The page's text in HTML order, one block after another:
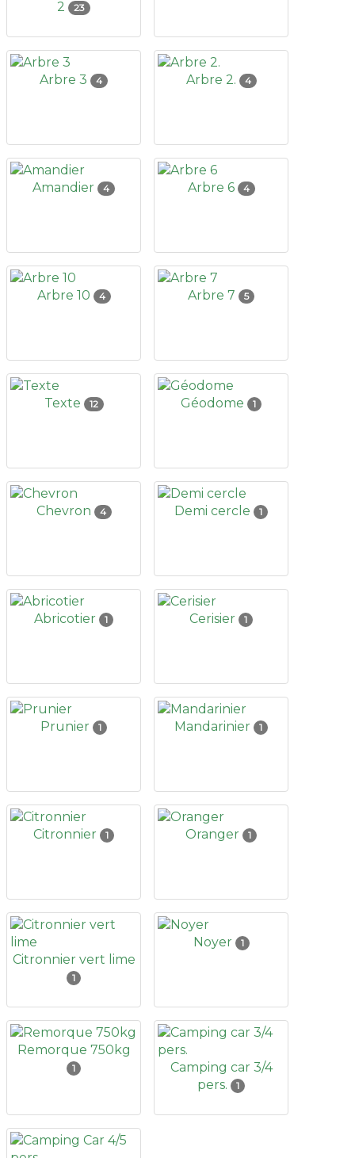
2 23
Arbre 3 4 Arbre 2. 4
Amandier 4 Arbre 6 4
Arbre 10 4 Arbre 7 5
Texte 12 Géodome 1
Chevron 4 Demi cercle 1
Abricotier 1 Cerisier 1
Prunier 1 Mandarinier 1
Citronnier 1 Oranger 1
Citronnier vert lime
1
Noyer 1
Remorque 750kg
1
Camping car 3/4
pers.
1